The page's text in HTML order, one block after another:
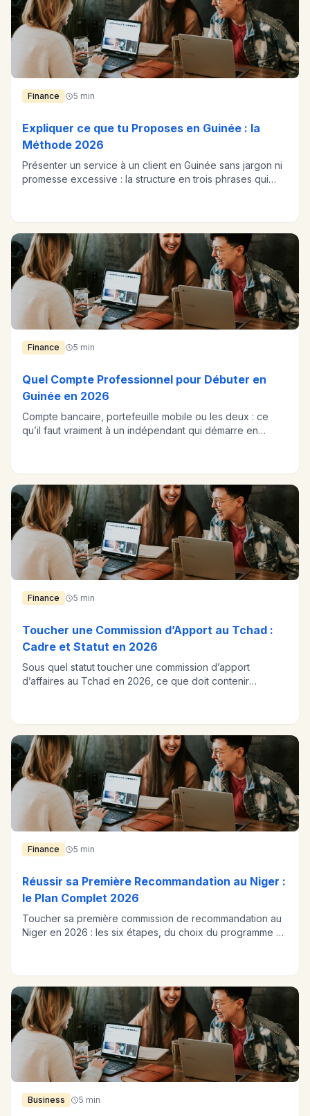
Finance 5 min
Expliquer ce que tu Proposes en Guinée : la
Méthode 2026
Présenter un service à un client en Guinée sans jargon ni
promesse excessive : la structure en trois phrases qui
Finance 5 min
Quel Compte Professionnel pour Débuter en
Guinée en 2026
Compte bancaire, portefeuille mobile ou les deux : ce
qu’il faut vraiment à un indépendant qui démarre en
Finance 5 min
Toucher une Commission d’Apport au Tchad :
Cadre et Statut en 2026
Sous quel statut toucher une commission d’apport
d’affaires au Tchad en 2026, ce que doit contenir
Finance 5 min
Réussir sa Première Recommandation au Niger :
le Plan Complet 2026
Toucher sa première commission de recommandation au
Niger en 2026 : les six étapes, du choix du programme au
Business 5 min